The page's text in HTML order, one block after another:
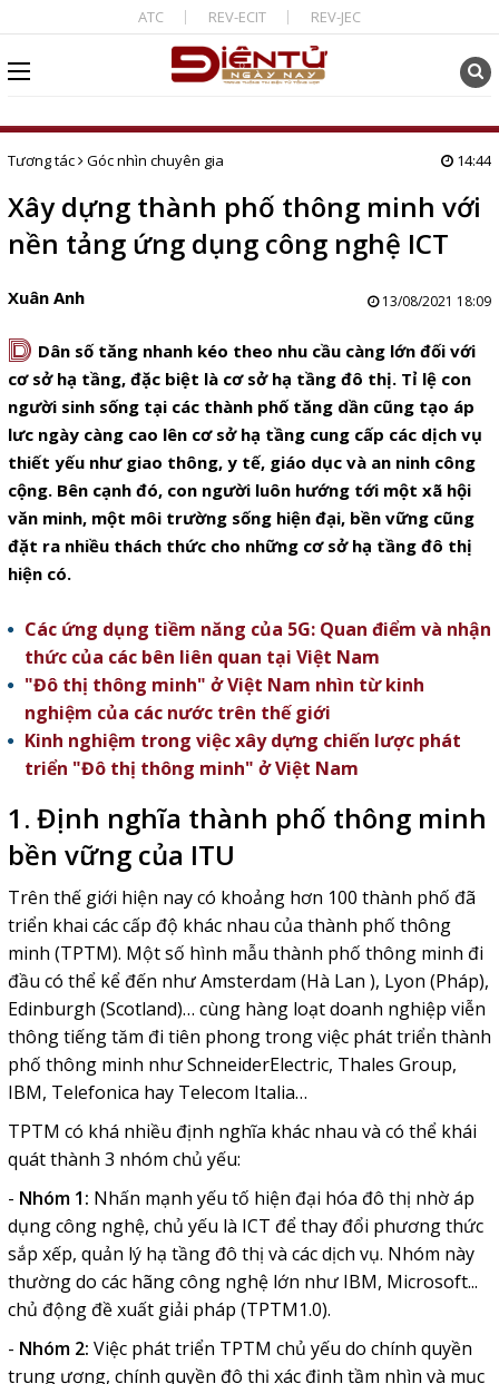
ATC REV-ECIT REV-JEC
Tương tác Góc nhìn chuyên gia 14:44
Xây dựng thành phố thông minh với
nền tảng ứng dụng công nghệ ICT
Xuân Anh 13/08/2021 18:09
D Dân số tăng nhanh kéo theo nhu cầu càng lớn đối với
cơ sở hạ tầng, đặc biệt là cơ sở hạ tầng đô thị. Tỉ lệ con
người sinh sống tại các thành phố tăng dần cũng tạo áp
lưc ngày càng cao lên cơ sở hạ tầng cung cấp các dịch vụ
thiết yếu như giao thông, y tế, giáo dục và an ninh công
cộng. Bên cạnh đó, con người luôn hướng tới một xã hội
văn minh, một môi trường sống hiện đại, bền vững cũng
đặt ra nhiều thách thức cho những cơ sở hạ tầng đô thị
hiện có.
Các ứng dụng tiềm năng của 5G: Quan điểm và nhận
thức của các bên liên quan tại Việt Nam
"Đô thị thông minh" ở Việt Nam nhìn từ kinh
nghiệm của các nước trên thế giới
Kinh nghiệm trong việc xây dựng chiến lược phát
triển "Đô thị thông minh" ở Việt Nam
1. Định nghĩa thành phố thông minh
bền vững của ITU
Trên thế giới hiện nay có khoảng hơn 100 thành phố đã
triển khai các cấp độ khác nhau của thành phố thông
minh (TPTM). Một số hình mẫu thành phố thông minh đi
đầu có thể kể đến như Amsterdam (Hà Lan ), Lyon (Pháp),
Edinburgh (Scotland)… cùng hàng loạt doanh nghiệp viễn
thông tiếng tăm đi tiên phong trong việc phát triển thành
phố thông minh như SchneiderElectric, Thales Group,
IBM, Telefonica hay Telecom Italia…
TPTM có khá nhiều định nghĩa khác nhau và có thể khái
quát thành 3 nhóm chủ yếu:
- Nhóm 1: Nhấn mạnh yếu tố hiện đại hóa đô thị nhờ áp
dụng công nghệ, chủ yếu là ICT để thay đổi phương thức
sắp xếp, quản lý hạ tầng đô thị và các dịch vụ. Nhóm này
thường do các hãng công nghệ lớn như IBM, Microsoft...
chủ động đề xuất giải pháp (TPTM1.0).
- Nhóm 2: Việc phát triển TPTM chủ yếu do chính quyền
trung ương, chính quyền đô thị xác định tầm nhìn và mục